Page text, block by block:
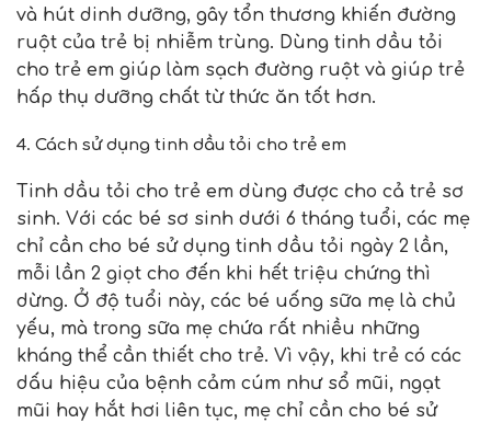
và hút dinh dưỡng, gây tổn thương khiến đường
ruột của trẻ bị nhiễm trùng. Dùng tinh dầu tỏi
cho trẻ em giúp làm sạch đường ruột và giúp trẻ
hấp thụ dưỡng chất từ thức ăn tốt hơn.
4. Cách sử dụng tinh dầu tỏi cho trẻ em
Tinh dầu tỏi cho trẻ em dùng được cho cả trẻ sơ
sinh. Với các bé sơ sinh dưới 6 tháng tuổi, các mẹ
chỉ cần cho bé sử dụng tinh dầu tỏi ngày 2 lần,
mỗi lần 2 giọt cho đến khi hết triệu chứng thì
dừng. Ở độ tuổi này, các bé uống sữa mẹ là chủ
yếu, mà trong sữa mẹ chứa rất nhiều những
kháng thể cần thiết cho trẻ. Vì vậy, khi trẻ có các
dấu hiệu của bệnh cảm cúm như sổ mũi, ngạt
mũi hay hắt hơi liên tục, mẹ chỉ cần cho bé sử